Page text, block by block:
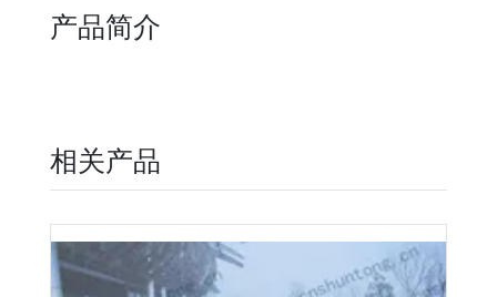
产品简介
相关产品